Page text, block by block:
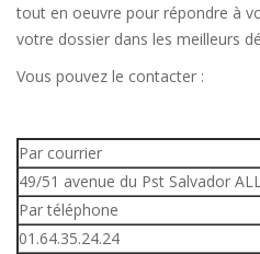
tout en oeuvre pour répondre à
votre dossier dans les meilleurs
Vous pouvez le contacter :
Par courrier
49/51 avenue du Pst Salvador
Par téléphone
01.64.35.24.24